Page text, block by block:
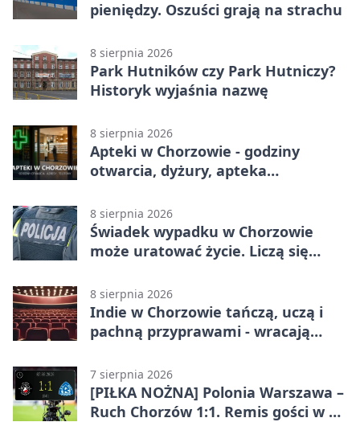
pieniędzy. Oszuści grają na strachu
8 sierpnia 2026
Park Hutników czy Park Hutniczy?
Historyk wyjaśnia nazwę
8 sierpnia 2026
Apteki w Chorzowie - godziny
otwarcia, dyżury, apteka
8 sierpnia 2026
Świadek wypadku w Chorzowie
może uratować życie. Liczą się
8 sierpnia 2026
Indie w Chorzowie tańczą, uczą i
pachną przyprawami - wracają
7 sierpnia 2026
[PIŁKA NOŻNA] Polonia Warszawa –
Ruch Chorzów 1:1. Remis gości w 3.